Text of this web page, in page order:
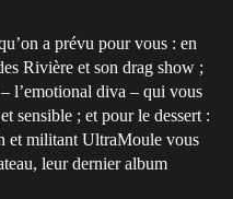
a prévu pour vous : en
Rivière et son drag show ;
l’emotional diva – qui vous
sensible ; et pour le dessert :
et militant UltraMoule vous
leur dernier album